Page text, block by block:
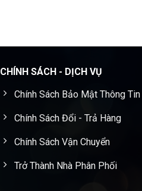
CHÍNH SÁCH - DỊCH VỤ
Chính Sách Bảo Mật Thông Tin
Chính Sách Đổi - Trả Hàng
Chính Sách Vận Chuyển
Trở Thành Nhà Phân Phối